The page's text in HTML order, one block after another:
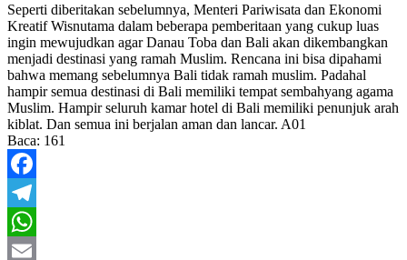
Seperti diberitakan sebelumnya, Menteri Pariwisata dan Ekonomi
Kreatif Wisnutama dalam beberapa pemberitaan yang cukup luas
ingin mewujudkan agar Danau Toba dan Bali akan dikembangkan
menjadi destinasi yang ramah Muslim. Rencana ini bisa dipahami
bahwa memang sebelumnya Bali tidak ramah muslim. Padahal
hampir semua destinasi di Bali memiliki tempat sembahyang agama
Muslim. Hampir seluruh kamar hotel di Bali memiliki penunjuk arah
kiblat. Dan semua ini berjalan aman dan lancar. A01
Baca: 161
Facebook
Telegram
WhatsApp